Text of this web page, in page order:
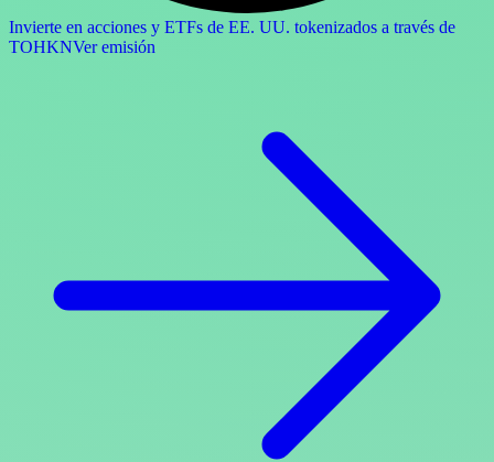
Invierte en acciones y ETFs de EE. UU. tokenizados a través de
TOHKNVer emisión